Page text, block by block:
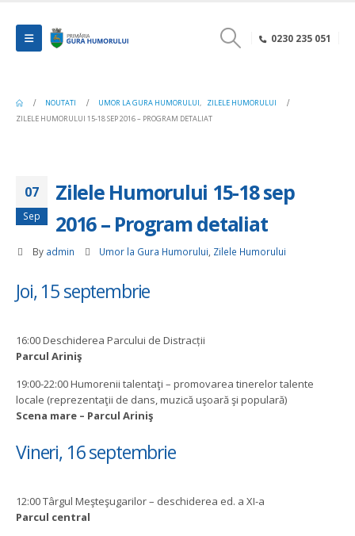
0230 235 051
NOUTATI UMOR LA GURA HUMORULUI,
ZILELE HUMORULUI
ZILELE HUMORULUI 15-18 SEP 2016 – PROGRAM DETALIAT
07
Sep
Zilele Humorului 15-18 sep
2016 – Program detaliat
By admin Umor la Gura Humorului Zilele Humorului
Joi, 15 septembrie
16:00 Deschiderea Parcului de Distracții
Parcul Ariniş
19:00-22:00 Humorenii talentaţi – promovarea tinerelor talente
locale (reprezentaţii de dans, muzică uşoară şi populară)
Scena mare – Parcul Ariniş
Vineri, 16 septembrie
12:00 Târgul Meşteşugarilor – deschiderea ed. a XI-a
Parcul central